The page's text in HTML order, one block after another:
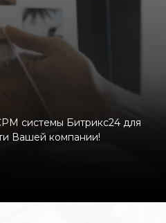
системы Битрикс24 для
Вашей компании!